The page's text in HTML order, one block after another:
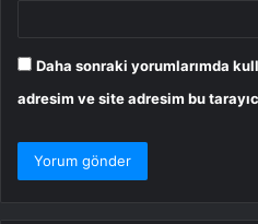
Daha sonraki yorumlarımda
adresim ve site adresim bu